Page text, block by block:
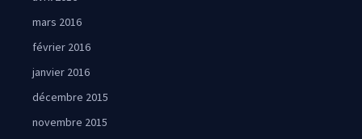
mars 2016
février 2016
janvier 2016
décembre 2015
novembre 2015